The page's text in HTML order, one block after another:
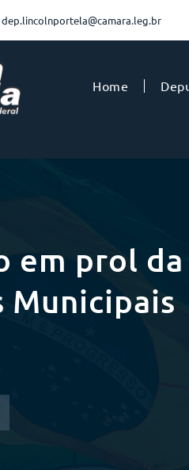
dep.lincolnportela@camara.leg.br
Home
em prol
Municipais